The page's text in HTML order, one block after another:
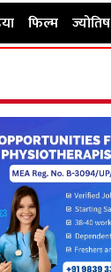
फिल्म ज्योतिष